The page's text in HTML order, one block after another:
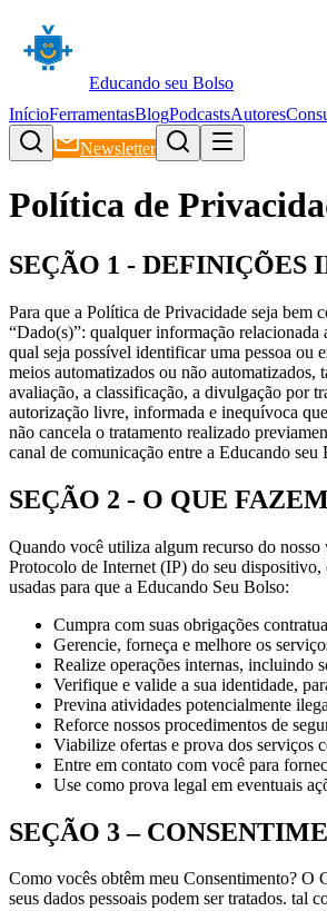
Educando seu Bolso
InícioFerramentasBlogPodcastsAutores
Newsletter
Política de
SEÇÃO 1 - DEFINIÇÕES
Para que a Política de Privacidade seja bem
“Dado(s)”: qualquer informação
qual seja possível identificar uma pessoa ou
meios automatizados ou não automatizados,
avaliação, a classificação, a divulgação por
autorização livre, informada e inequívoca
não cancela o tratamento realizado
canal de comunicação entre a Educando
SEÇÃO 2 - O QUE
Quando você utiliza algum recurso do nosso
Protocolo de Internet (IP) do seu dispositivo,
usadas para que a Educando Seu Bolso:
Cumpra com suas obrigações
Gerencie, forneça e melhore os
Realize operações internas, incluindo
Verifique e valide a sua identidade,
Previna atividades potencialmente
Reforce nossos procedimentos de
Viabilize ofertas e prova dos serviços
Entre em contato com você para
Use como prova legal em eventuais
SEÇÃO 3 –
Como vocês obtêm meu Consentimento? O
seus dados pessoais podem ser tratados. tal